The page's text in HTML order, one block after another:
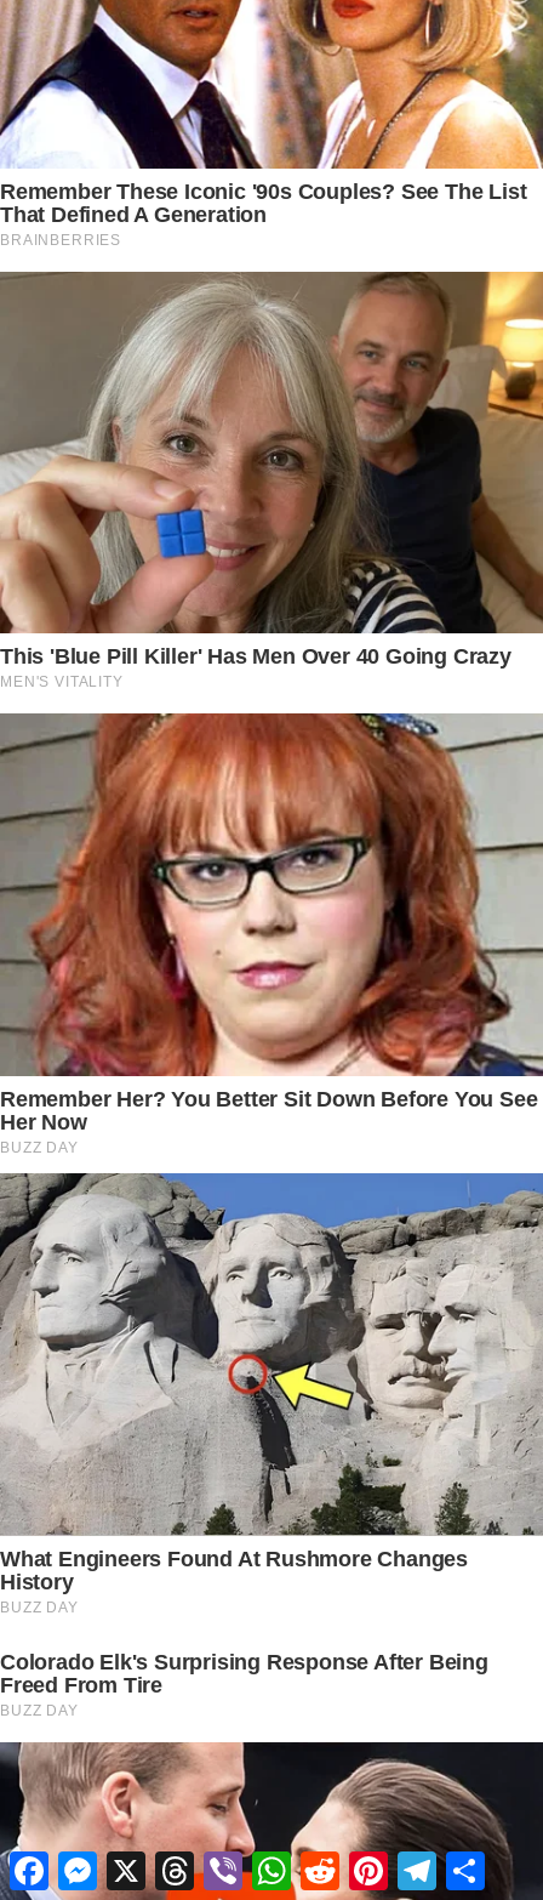
FacebookMessenger
X ThreadsViberWhatsApp
RedditPinterestTelegram
Share